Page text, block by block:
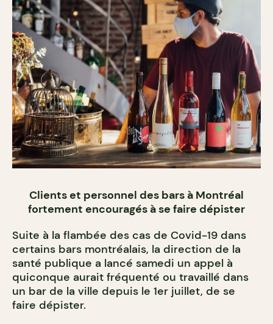
Clients et personnel des bars à Montréal
fortement encouragés à se faire dépister
Suite à la flambée des cas de Covid-19 dans
certains bars montréalais, la direction de la
santé publique a lancé samedi un appel à
quiconque aurait fréquenté ou travaillé dans
un bar de la ville depuis le 1er juillet, de se
faire dépister.